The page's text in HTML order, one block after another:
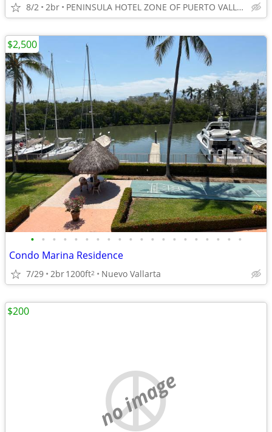
8/2 2br PENINSULA HOTEL ZONE OF PUERTO VALLARTA
• • • • • • • • • • • • • • • • • • • •
Condo Marina Residence
7/29 2br1200ft2 Nuevo Vallarta
$2,500
no image
$200